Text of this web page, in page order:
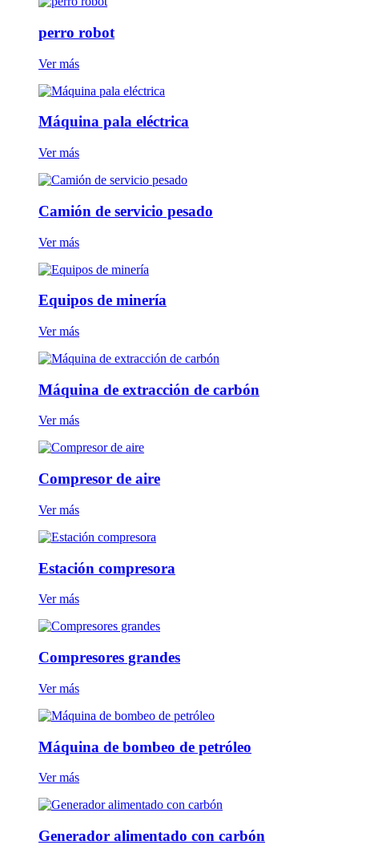
perro robot
Ver más
Máquina pala eléctrica
Ver más
Camión de servicio pesado
Ver más
Equipos de minería
Ver más
Máquina de extracción de carbón
Ver más
Compresor de aire
Ver más
Estación compresora
Ver más
Compresores grandes
Ver más
Máquina de bombeo de petróleo
Ver más
Generador alimentado con carbón